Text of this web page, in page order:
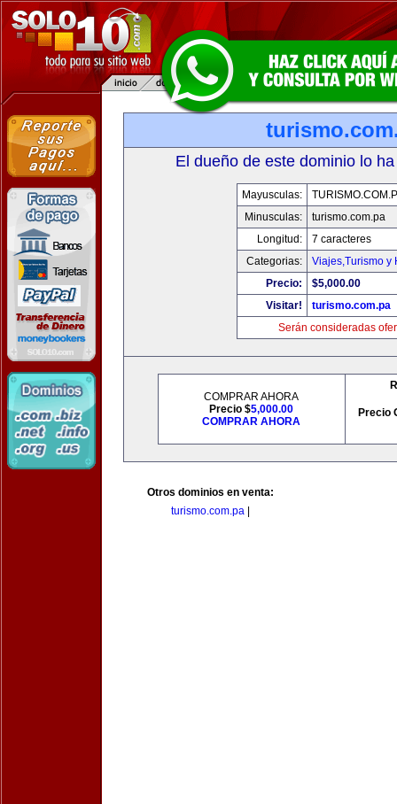
El dueño de este dominio lo
Mayusculas:
Minusculas:
turismo.com.pa
Longitud:
7 caracteres
Categorias:
Viajes,Turismo y
Precio:
$5,000.00
Visitar!
turismo.com.pa
Serán consideradas
COMPRAR AHORA
Precio $5,000.00
COMPRAR AHORA
Precio
Otros dominios en venta:
turismo.com.pa